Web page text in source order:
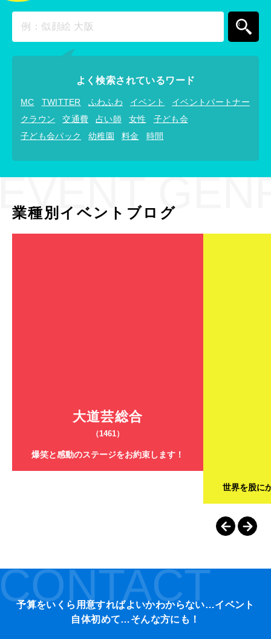
よく検索されているワード
MC TWITTER ふわふわ イベント
イベントパートナー
クラウン
交通費 占い師 女性
子ども会
子ども会パック
幼稚園 料金 時間
業種別イベントブログ
大道芸総合
（1461）
爆笑と感動のステージをお約束します！
世界を股に
予算をいくら用意すればよいかわからない…イベント
自体初めて…そんな方にも！